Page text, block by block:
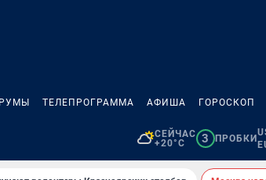
ТЕЛЕПРОГРАММА АФИША ГОРОСКОП
СЕЙЧАС
+20°C
3 ПРОБКИ